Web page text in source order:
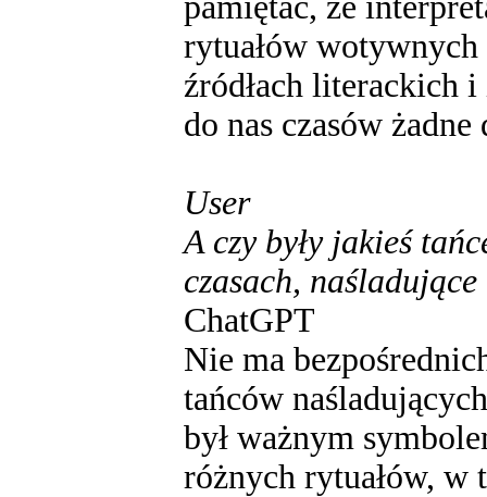
rytuałów wotywnych
źródłach literackich
do nas czasów
User
A czy były jakieś
czasach,
ChatGPT
Nie ma
tańców
był ważnym
różnych rytuałów, w